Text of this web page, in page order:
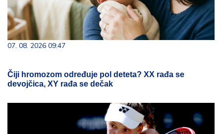
07. 08. 2026 09:47
Čiji hromozom određuje pol deteta? XX rađa se
devojčica, XY rađa se dečak